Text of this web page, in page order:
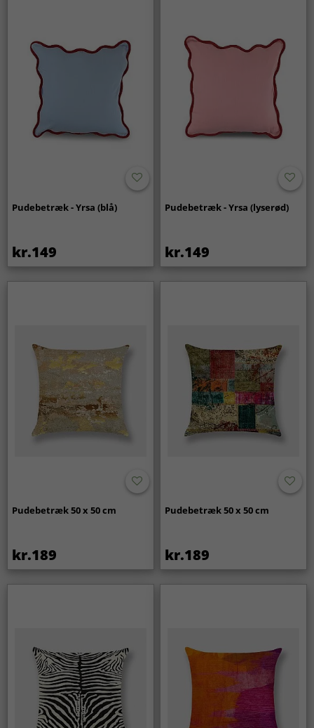
Pudebetræk - Yrsa (blå)
kr.149
Pudebetræk - Yrsa (lyserød)
kr.149
Pudebetræk 50 x 50 cm
kr.189
Pudebetræk 50 x 50 cm
kr.189